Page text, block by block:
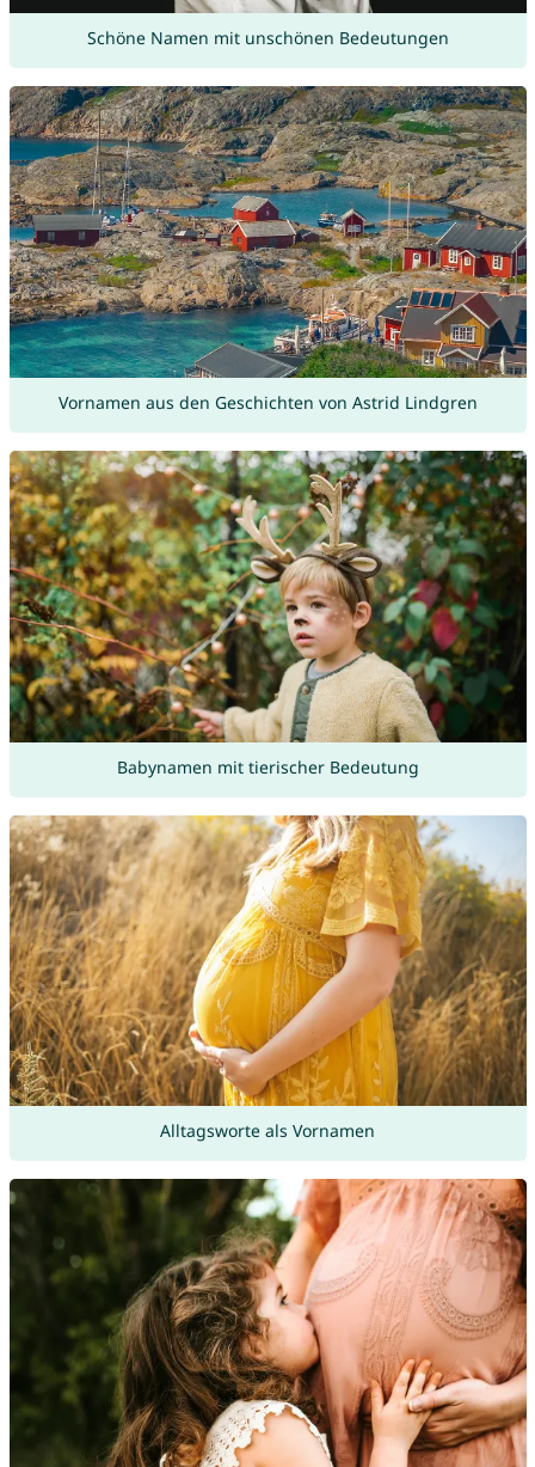
Schöne Namen mit unschönen Bedeutungen
Vornamen aus den Geschichten von Astrid Lindgren
Babynamen mit tierischer Bedeutung
Alltagsworte als Vornamen